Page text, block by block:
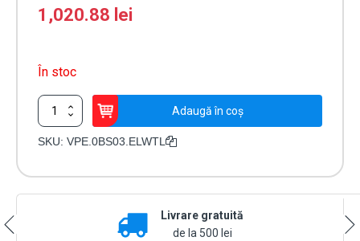
1,020.88 lei
În stoc
Cantitate
Panou
exterior
Adaugă în coș
SKU: VPE.0BS03.ELWTL
Livrare gratuită
de la 500 lei